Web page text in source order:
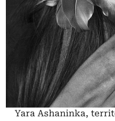
Yara Ashaninka,